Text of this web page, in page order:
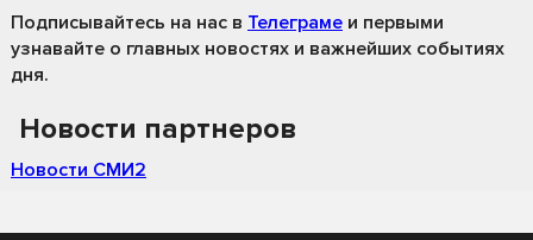
Подписывайтесь на нас в Телеграме и первыми
узнавайте о главных новостях и важнейших событиях
дня.
Новости партнеров
Новости СМИ2